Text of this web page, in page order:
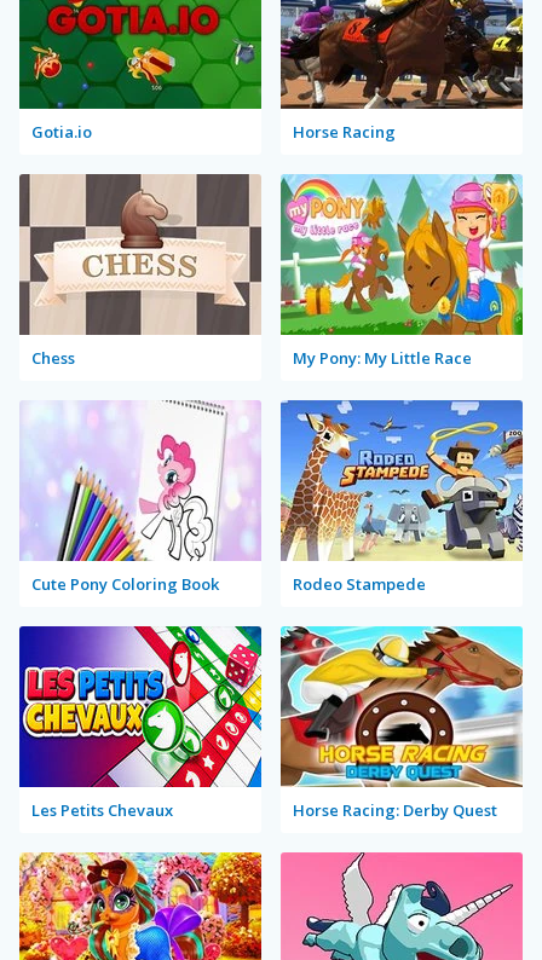
Gotia.io Horse Racing
Chess My Pony: My Little Race
Cute Pony Coloring Book Rodeo Stampede
Les Petits Chevaux Horse Racing: Derby Quest